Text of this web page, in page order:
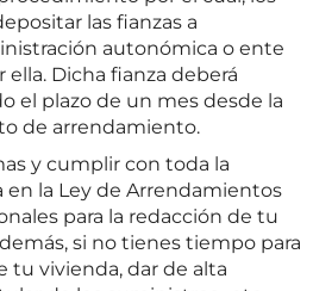
las fianzas a
autonómica o ente
Dicha fianza deberá
el plazo de un mes desde la
de arrendamiento.
y cumplir con toda la
la Ley de Arrendamientos
para la redacción de tu
si no tienes tiempo para
tu vivienda, dar de alta